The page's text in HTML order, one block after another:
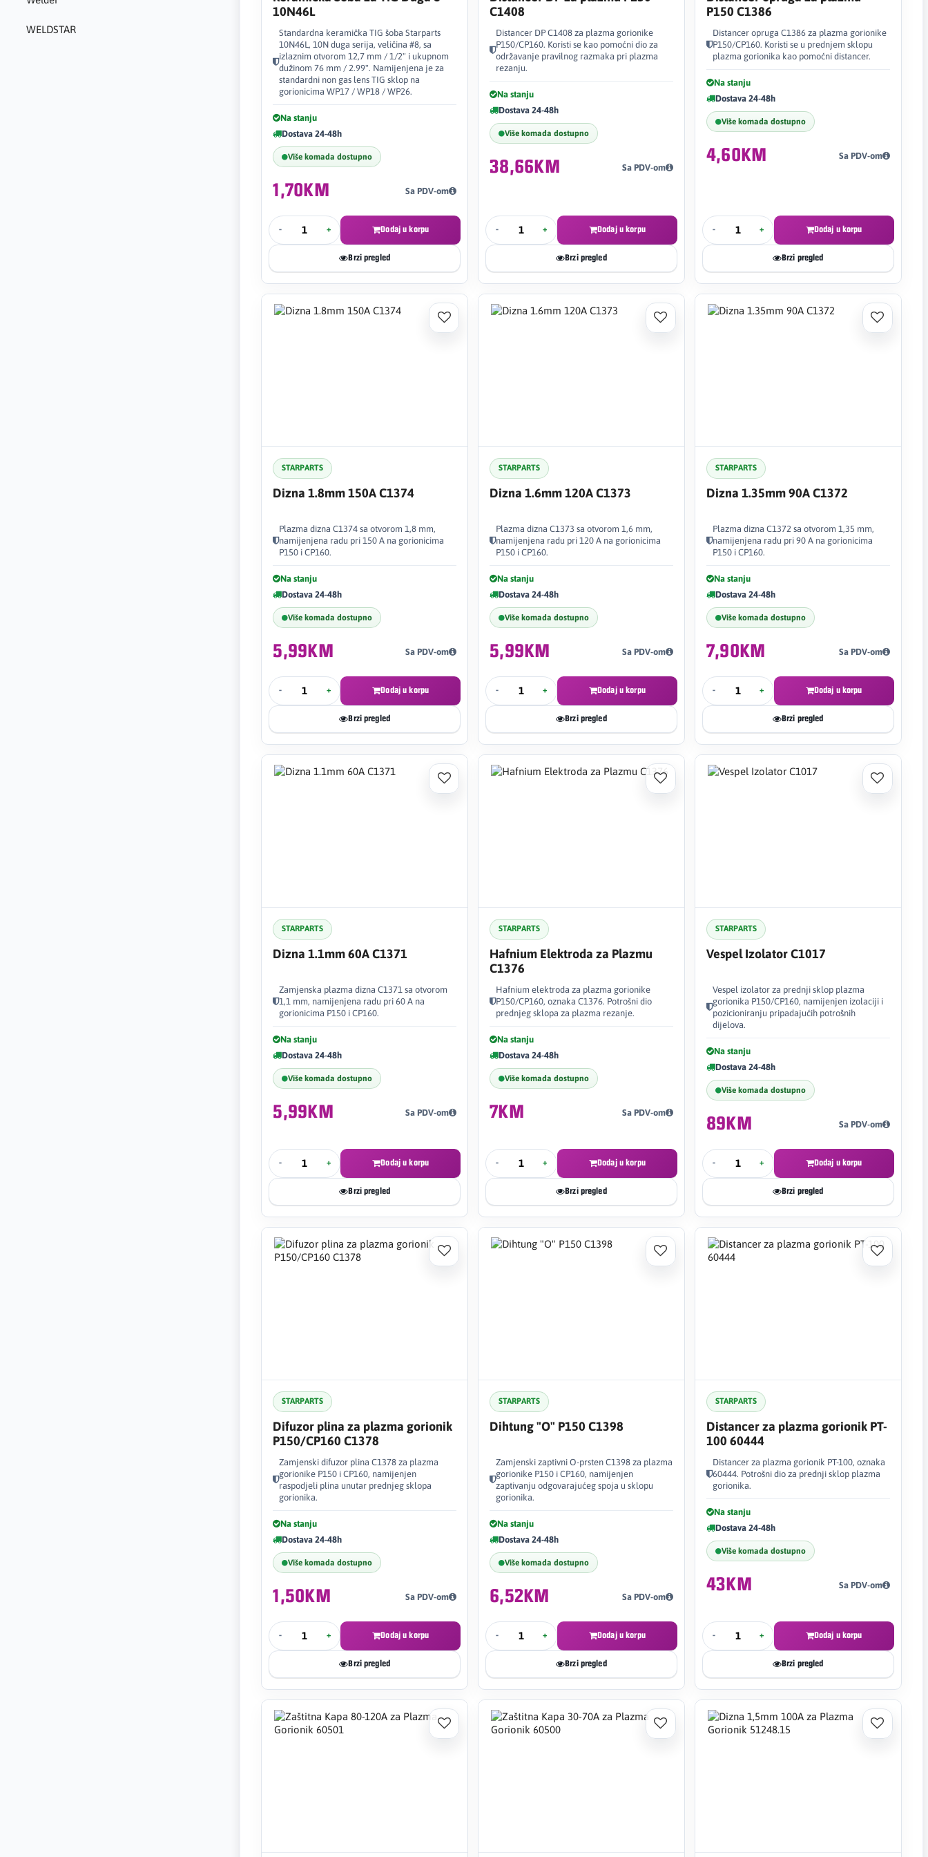
WELDSTAR
10N46L
Standardna keramička TIG šoba Starparts
10N46L, 10N duga serija, veličina #8, sa
izlaznim otvorom 12,7 mm / 1/2" i ukupnom
dužinom 76 mm / 2.99". Namijenjena je za
standardni non gas lens TIG sklop na
gorionicima WP17 / WP18 / WP26.
Na stanju
Dostava 24-48h
Više komada dostupno
1,70KM Sa PDV-om
- + Dodaj u korpu
Brzi pregled
C1408
Distancer DP C1408 za plazma gorionike
P150/CP160. Koristi se kao pomoćni dio za
održavanje pravilnog razmaka pri plazma
rezanju.
Na stanju
Dostava 24-48h
Više komada dostupno
38,66KM Sa PDV-om
- + Dodaj u korpu
Brzi pregled
P150 C1386
Distancer opruga C1386 za plazma gorionike
P150/CP160. Koristi se u prednjem sklopu
plazma gorionika kao pomoćni distancer.
Na stanju
Dostava 24-48h
Više komada dostupno
4,60KM Sa PDV-om
- + Dodaj u korpu
Brzi pregled
STARPARTS
Dizna 1.8mm 150A C1374
Plazma dizna C1374 sa otvorom 1,8 mm,
namijenjena radu pri 150 A na gorionicima
P150 i CP160.
Na stanju
Dostava 24-48h
Više komada dostupno
5,99KM Sa PDV-om
- + Dodaj u korpu
Brzi pregled
STARPARTS
Dizna 1.6mm 120A C1373
Plazma dizna C1373 sa otvorom 1,6 mm,
namijenjena radu pri 120 A na gorionicima
P150 i CP160.
Na stanju
Dostava 24-48h
Više komada dostupno
5,99KM Sa PDV-om
- + Dodaj u korpu
Brzi pregled
STARPARTS
Dizna 1.35mm 90A C1372
Plazma dizna C1372 sa otvorom 1,35 mm,
namijenjena radu pri 90 A na gorionicima
P150 i CP160.
Na stanju
Dostava 24-48h
Više komada dostupno
7,90KM Sa PDV-om
- + Dodaj u korpu
Brzi pregled
STARPARTS
Dizna 1.1mm 60A C1371
Zamjenska plazma dizna C1371 sa otvorom
1,1 mm, namijenjena radu pri 60 A na
gorionicima P150 i CP160.
Na stanju
Dostava 24-48h
Više komada dostupno
5,99KM Sa PDV-om
- + Dodaj u korpu
Brzi pregled
STARPARTS
Hafnium Elektroda za Plazmu
C1376
Hafnium elektroda za plazma gorionike
P150/CP160, oznaka C1376. Potrošni dio
prednjeg sklopa za plazma rezanje.
Na stanju
Dostava 24-48h
Više komada dostupno
7KM Sa PDV-om
- + Dodaj u korpu
Brzi pregled
STARPARTS
Vespel Izolator C1017
Vespel izolator za prednji sklop plazma
gorionika P150/CP160, namijenjen izolaciji i
pozicioniranju pripadajućih potrošnih
dijelova.
Na stanju
Dostava 24-48h
Više komada dostupno
89KM Sa PDV-om
- + Dodaj u korpu
Brzi pregled
STARPARTS
Difuzor plina za plazma gorionik
P150/CP160 C1378
Zamjenski difuzor plina C1378 za plazma
gorionike P150 i CP160, namijenjen
raspodjeli plina unutar prednjeg sklopa
gorionika.
Na stanju
Dostava 24-48h
Više komada dostupno
1,50KM Sa PDV-om
- + Dodaj u korpu
Brzi pregled
STARPARTS
Dihtung "O" P150 C1398
Zamjenski zaptivni O-prsten C1398 za plazma
gorionike P150 i CP160, namijenjen
zaptivanju odgovarajućeg spoja u sklopu
gorionika.
Na stanju
Dostava 24-48h
Više komada dostupno
6,52KM Sa PDV-om
- + Dodaj u korpu
Brzi pregled
STARPARTS
Distancer za plazma gorionik PT-
100 60444
Distancer za plazma gorionik PT-100, oznaka
60444. Potrošni dio za prednji sklop plazma
gorionika.
Na stanju
Dostava 24-48h
Više komada dostupno
43KM Sa PDV-om
- + Dodaj u korpu
Brzi pregled